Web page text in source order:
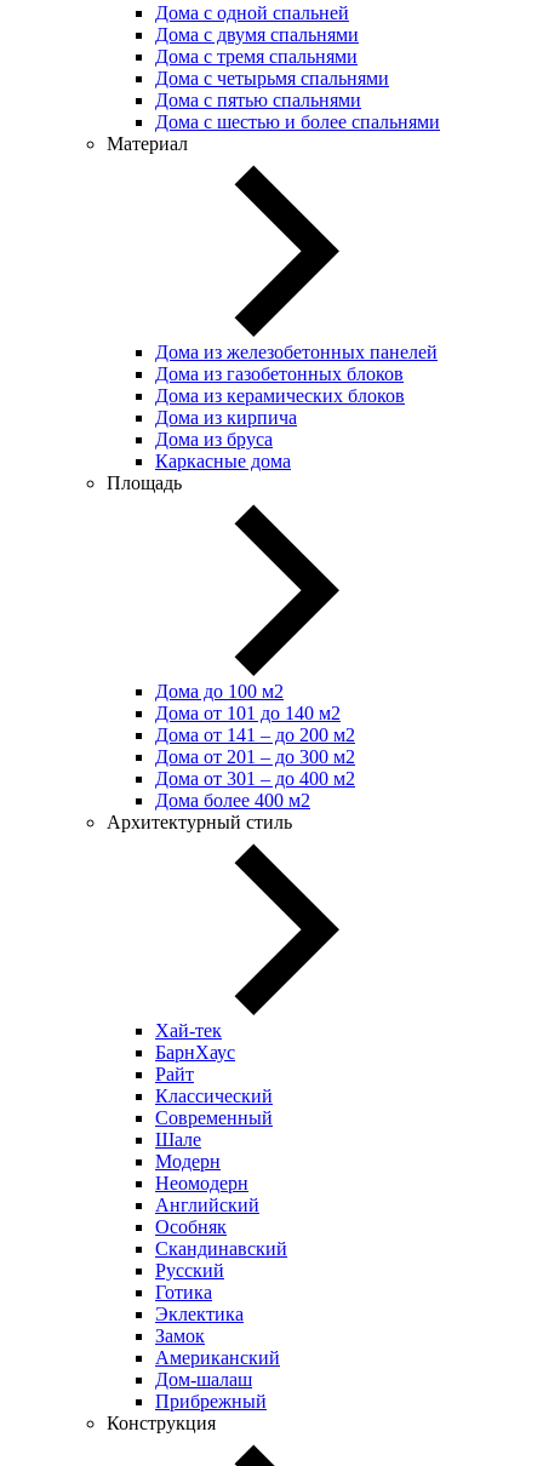
Дома с одной спальней
Дома с двумя спальнями
Дома с тремя спальнями
Дома с четырьмя спальнями
Дома с пятью спальнями
Дома с шестью и более спальнями
Материал
Дома из железобетонных панелей
Дома из газобетонных блоков
Дома из керамических блоков
Дома из кирпича
Дома из бруса
Каркасные дома
Площадь
Дома до 100 м2
Дома от 101 до 140 м2
Дома от 141 – до 200 м2
Дома от 201 – до 300 м2
Дома от 301 – до 400 м2
Дома более 400 м2
Архитектурный стиль
Хай-тек
БарнХаус
Райт
Классический
Современный
Шале
Модерн
Неомодерн
Английский
Особняк
Скандинавский
Русский
Готика
Эклектика
Замок
Американский
Дом-шалаш
Прибрежный
Конструкция